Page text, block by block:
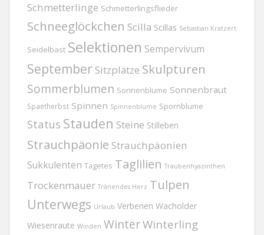
Schmetterlinge Schmetterlingsflieder
Schneeglöckchen Scilla Scillas Sebastian Kratzert
Seidelbast Selektionen Sempervivum
September Sitzplätze Skulpturen
Sommerblumen Sonnenblume Sonnenbraut
Spaetherbst Spinnen Spinnenblume Spornblume
Status Stauden Steine Stilleben
Strauchpäonie Strauchpäonien
Sukkulenten Tagetes Taglilien Traubenhyazinthen
Trockenmauer Tränendes Herz Tulpen
Unterwegs Urlaub Verbenen Wacholder
Wiesenraute Winden WinterWinterling